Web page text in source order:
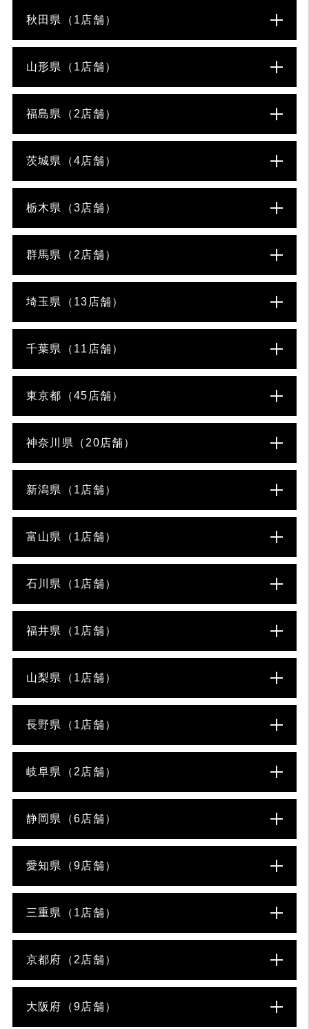
秋田県（1店舗）
山形県（1店舗）
福島県（2店舗）
茨城県（4店舗）
栃木県（3店舗）
群馬県（2店舗）
埼玉県（13店舗）
千葉県（11店舗）
東京都（45店舗）
神奈川県（20店舗）
新潟県（1店舗）
富山県（1店舗）
石川県（1店舗）
福井県（1店舗）
山梨県（1店舗）
長野県（1店舗）
岐阜県（2店舗）
静岡県（6店舗）
愛知県（9店舗）
三重県（1店舗）
京都府（2店舗）
大阪府（9店舗）